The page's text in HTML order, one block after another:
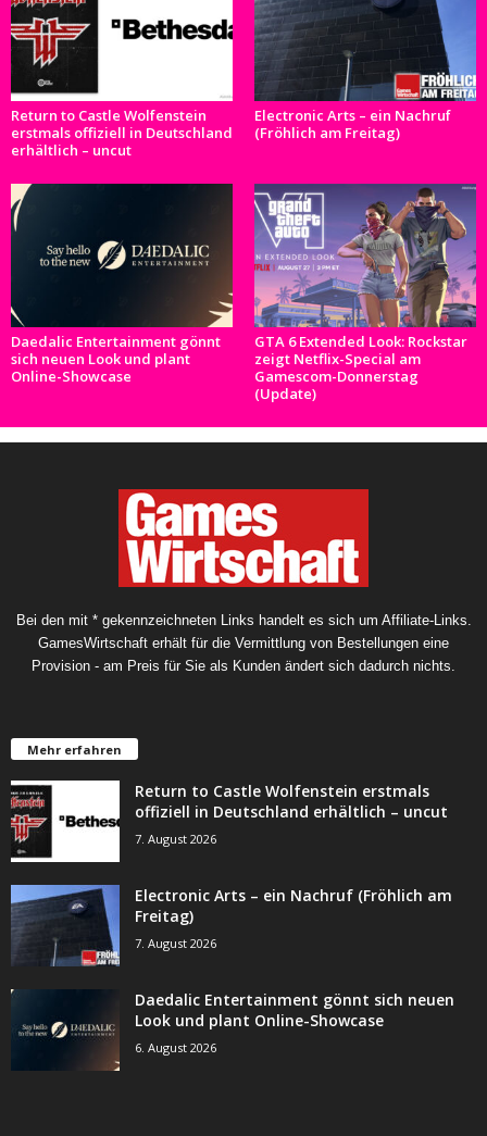
Return to Castle Wolfenstein
erstmals offiziell in Deutschland
erhältlich – uncut
Electronic Arts – ein Nachruf
(Fröhlich am Freitag)
Daedalic Entertainment gönnt
sich neuen Look und plant
Online-Showcase
GTA 6 Extended Look: Rockstar
zeigt Netflix-Special am
Gamescom-Donnerstag
(Update)
Bei den mit * gekennzeichneten Links handelt es sich um Affiliate-Links.
GamesWirtschaft erhält für die Vermittlung von Bestellungen eine
Provision - am Preis für Sie als Kunden ändert sich dadurch nichts.
Mehr erfahren
Return to Castle Wolfenstein erstmals
offiziell in Deutschland erhältlich – uncut
7. August 2026
Electronic Arts – ein Nachruf (Fröhlich am
Freitag)
7. August 2026
Daedalic Entertainment gönnt sich neuen
Look und plant Online-Showcase
6. August 2026